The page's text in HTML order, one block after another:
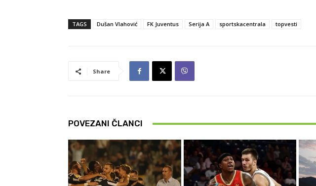
TAGS Dušan Vlahović FK Juventus Serija A sportskacentrala topvesti
Share
POVEZANI ČLANCI